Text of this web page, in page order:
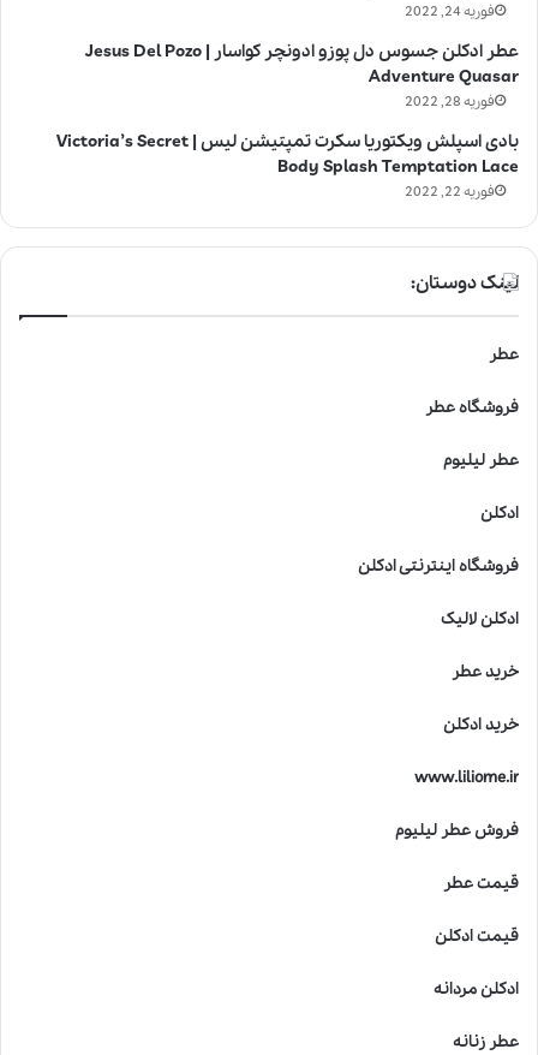
فوریه 24, 2022
عطر ادکلن جسوس دل پوزو ادونچر کواسار | Jesus Del Pozo
Adventure Quasar
فوریه 28, 2022
بادی اسپلش ویکتوریا سکرت تمپتیشن لیس | Victoria’s Secret
Body Splash Temptation Lace
فوریه 22, 2022
لینک دوستان:
عطر
فروشگاه عطر
عطر لیلیوم
ادکلن
فروشگاه اینترنتی ادکلن
ادکلن لالیک
خرید عطر
خرید ادکلن
www.liliome.ir
فروش عطر لیلیوم
قیمت عطر
قیمت ادکلن
ادکلن مردانه
عطر زنانه